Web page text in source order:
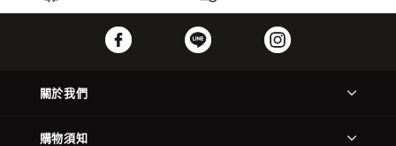
關於我們
購物須知